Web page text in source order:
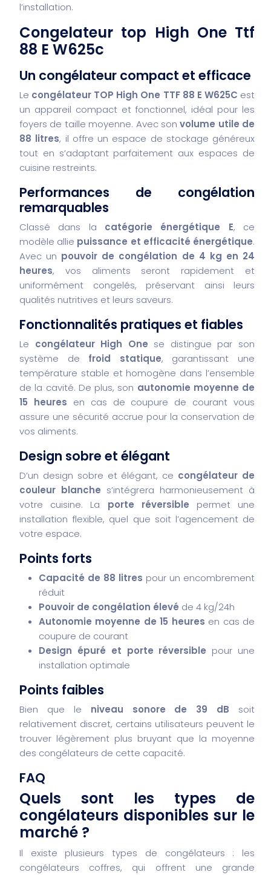
l’installation.
Congelateur top High One Ttf
88 E W625c
Un congélateur compact et efficace
Le congélateur TOP High One TTF 88 E W625C est
un appareil compact et fonctionnel, idéal pour les
foyers de taille moyenne. Avec sonvolume utile de
88 litres, il offre un espace de stockage généreux
tout en s’adaptant parfaitement aux espaces de
cuisine restreints.
Performances de congélation
remarquables
Classé dans la catégorie énergétique E, ce
modèle allie puissance et efficacité énergétique.
Avec un pouvoir de congélation de 4 kg en 24
heures, vos aliments seront rapidement et
uniformément congelés, préservant ainsi leurs
qualités nutritives et leurs saveurs.
Fonctionnalités pratiques et fiables
Le congélateur High One se distingue par son
système de froid statique, garantissant une
température stable et homogène dans l’ensemble
de la cavité. De plus, son autonomie moyenne de
15 heures en cas de coupure de courant vous
assure une sécurité accrue pour la conservation de
vos aliments.
Design sobre et élégant
D’un design sobre et élégant, ce congélateur de
couleur blanche s’intégrera harmonieusement à
votre cuisine. La porte réversible permet une
installation flexible, quel que soit l’agencement de
votre espace.
Points forts
Capacité de 88 litres pour un encombrement
réduit
Pouvoir de congélation élevé de 4 kg/24h
Autonomie moyenne de 15 heures en cas de
coupure de courant
Design épuré et porte réversible pour une
installation optimale
Points faibles
Bien que le niveau sonore de 39 dB soit
relativement discret, certains utilisateurs peuvent le
trouver légèrement plus bruyant que la moyenne
des congélateurs de cette capacité.
FAQ
Quels sont les types de
congélateurs disponibles sur le
marché ?
Il existe plusieurs types de congélateurs : les
congélateurs coffres, qui offrent une grande